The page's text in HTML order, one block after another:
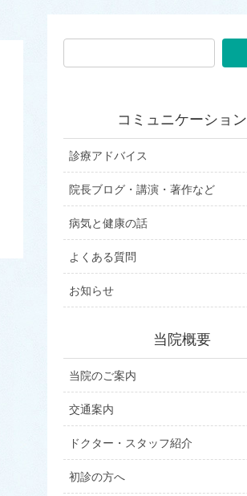
コミュニケーション
診療アドバイス
院長ブログ・講演・著作など
病気と健康の話
よくある質問
お知らせ
当院概要
当院のご案内
交通案内
ドクター・スタッフ紹介
初診の方へ